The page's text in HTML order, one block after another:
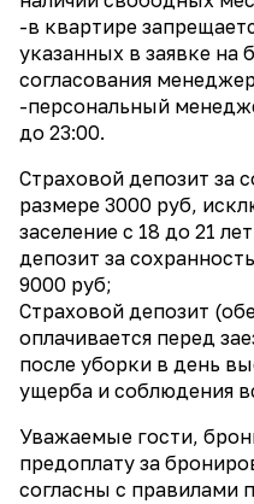
-в квартире
указанных в заявке на
согласования
-персональный
до 23:00.
Страховой депозит за
размере 3000 руб,
заселение с 18 до 21
депозит за
9000 руб;
Страховой депозит
оплачивается перед
после уборки в день
ущерба и соблюдения
Уважаемые гости,
предоплату за
согласны с правилами